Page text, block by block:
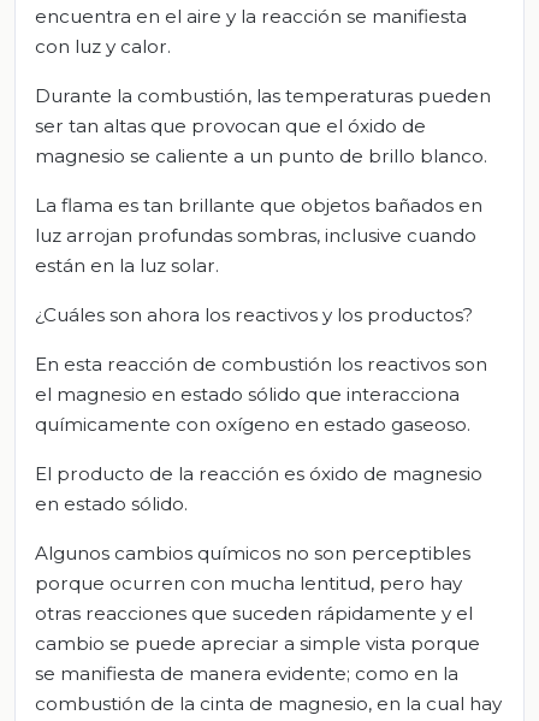
encuentra en el aire y la reacción se manifiesta
con luz y calor.
Durante la combustión, las temperaturas pueden
ser tan altas que provocan que el óxido de
magnesio se caliente a un punto de brillo blanco.
La flama es tan brillante que objetos bañados en
luz arrojan profundas sombras, inclusive cuando
están en la luz solar.
¿Cuáles son ahora los reactivos y los productos?
En esta reacción de combustión los reactivos son
el magnesio en estado sólido que interacciona
químicamente con oxígeno en estado gaseoso.
El producto de la reacción es óxido de magnesio
en estado sólido.
Algunos cambios químicos no son perceptibles
porque ocurren con mucha lentitud, pero hay
otras reacciones que suceden rápidamente y el
cambio se puede apreciar a simple vista porque
se manifiesta de manera evidente; como en la
combustión de la cinta de magnesio, en la cual hay